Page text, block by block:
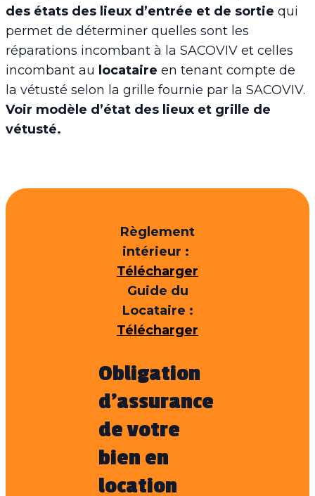
des états des lieux d’entrée et de sortie qui
permet de déterminer quelles sont les
réparations incombant à la SACOVIV et celles
incombant au locataire en tenant compte de
la vétusté selon la grille fournie par la SACOVIV.
Voir modèle d’état des lieux et grille de
vétusté.
Règlement
intérieur :
Télécharger
Guide du
Locataire :
Télécharger
Obligation
d’assurance
de votre
bien en
location